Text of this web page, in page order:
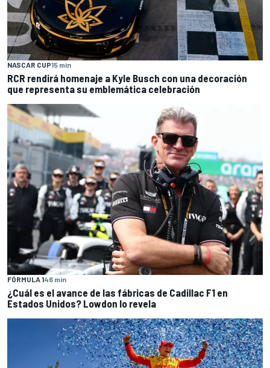
NASCAR CUP15 min
RCR rendirá homenaje a Kyle Busch con una decoración
que representa su emblemática celebración
FÓRMULA 146 min
¿Cuál es el avance de las fábricas de Cadillac F1 en
Estados Unidos? Lowdon lo revela